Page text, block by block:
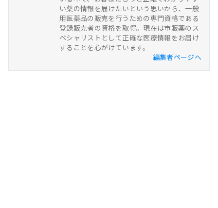
い薬の情報を届けたいという思いから、一般
用医薬品の販売を行うための専門資格である
登録販売者の資格を取得。現在は市販薬のス
ペシャリストとして正確な医療情報をお届け
することを心がけています。
編集者ページへ